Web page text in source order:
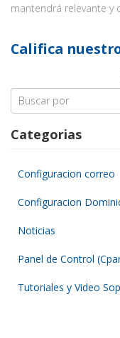
mantendrá relevante y
Califica
Search
for:
Categorias
Configuracion correo
Configuracion
Noticias
Panel de Control
Tutoriales y Video